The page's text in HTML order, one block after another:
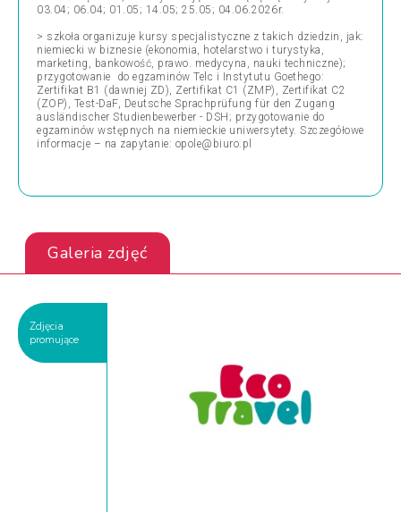
03.04; 06.04; 01.05; 14.05; 25.05; 04.06.2026r.
> szkoła organizuje kursy specjalistyczne z takich dziedzin, jak:
niemiecki w biznesie (ekonomia, hotelarstwo i turystyka,
marketing, bankowość, prawo. medycyna, nauki techniczne);
przygotowanie do egzaminów Telc i Instytutu Goethego:
Zertifikat B1 (dawniej ZD), Zertifikat C1 (ZMP), Zertifikat C2
(ZOP), Test-DaF, Deutsche Sprachprüfung für den Zugang
ausländischer Studienbewerber - DSH; przygotowanie do
egzaminów wstępnych na niemieckie uniwersytety. Szczegółowe
informacje – na zapytanie: opole@biuro.pl
Galeria zdjęć
Zdjęcia
promujące